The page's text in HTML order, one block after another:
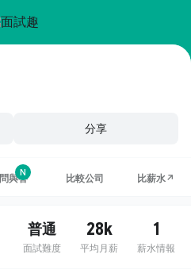
分享
問與答
N
比較公司 比薪水↗
普通
面試難度
28k
平均月薪
1
薪水情報